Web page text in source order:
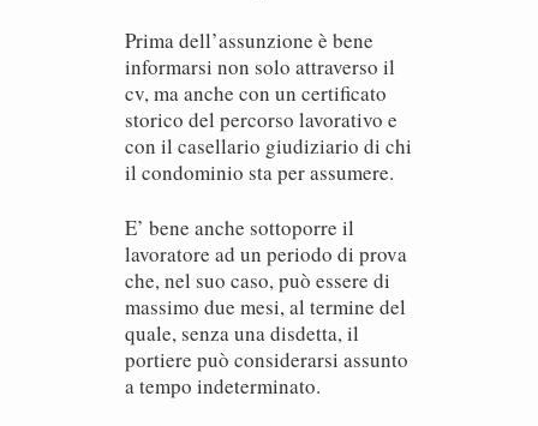
Prima dell’assunzione è bene
informarsi non solo attraverso il
cv, ma anche con un certificato
storico del percorso lavorativo e
con il casellario giudiziario di chi
il condominio sta per assumere.
E’ bene anche sottoporre il
lavoratore ad un periodo di prova
che, nel suo caso, può essere di
massimo due mesi, al termine del
quale, senza una disdetta, il
portiere può considerarsi assunto
a tempo indeterminato.